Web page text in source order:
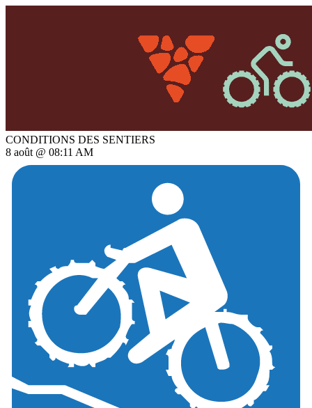
CONDITIONS DES SENTIERS
8 août @ 08:11 AM